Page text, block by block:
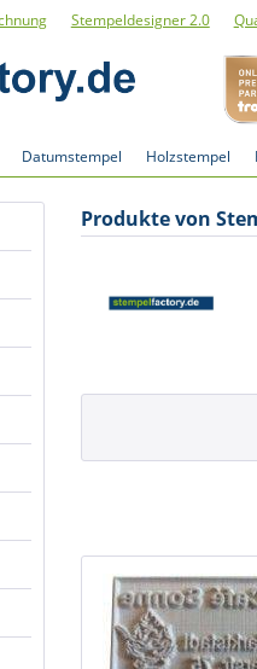
Stempeldesigner 2.0
Datumstempel Holzstempel
Produkte von